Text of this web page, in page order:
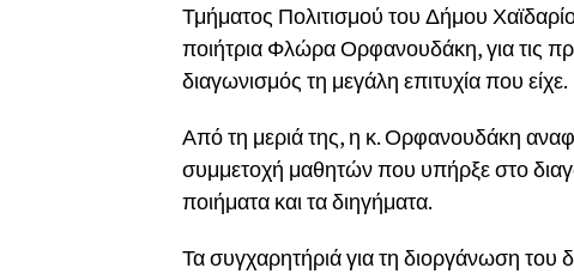
Τμήματος Πολιτισμού του Δήμου
ποιήτρια Φλώρα Ορφανουδάκη, για τις
διαγωνισμός τη μεγάλη επιτυχία που είχε.
Από τη μεριά της, η κ. Ορφανουδάκη
συμμετοχή μαθητών που υπήρξε στο
ποιήματα και τα διηγήματα.
Τα συγχαρητήριά για τη διοργάνωση του